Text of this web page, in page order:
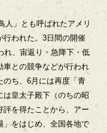
人」とも呼ばれたアメリ
行われた。3日間の開催
れ、宙返り・急降下・低
車との競争などが行われ
のち、6月には再度「青
は皇太子殿下（のちの昭
を得たことから、アー
」をはじめ、全国各地で